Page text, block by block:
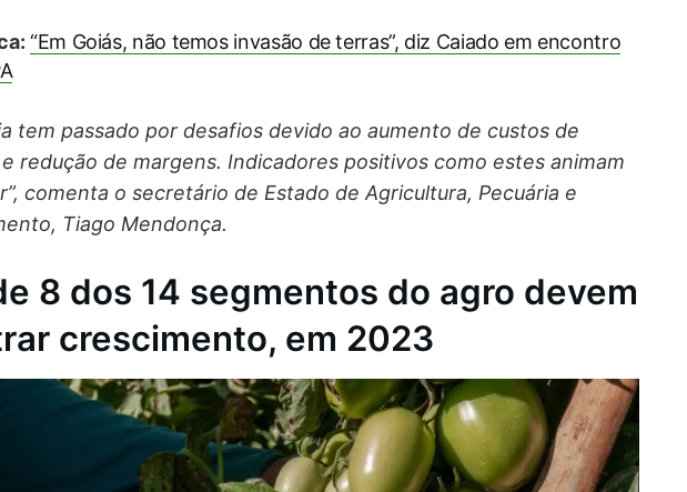
“Em Goiás, não temos invasão de terras”, diz Caiado em encontro
tem passado por desafios devido ao aumento de custos de
redução de margens. Indicadores positivos como estes animam
comenta o secretário de Estado de Agricultura, Pecuária e
Tiago Mendonça.
8 dos 14 segmentos do agro devem
crescimento, em 2023